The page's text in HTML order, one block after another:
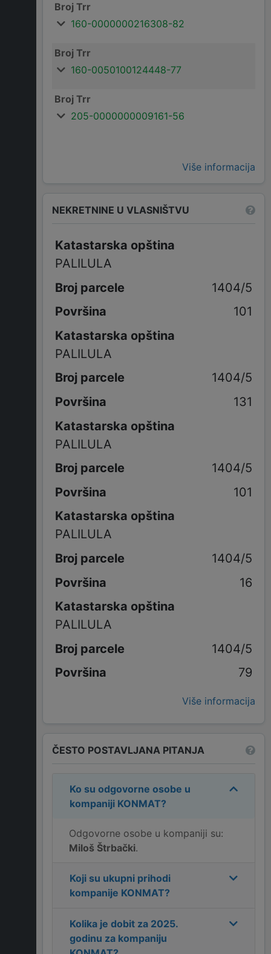
Broj Trr
160-0000000216308-82
Broj Trr
160-0050100124448-77
Broj Trr
205-0000000009161-56
Više informacija
NEKRETNINE U VLASNIŠTVU
Katastarska opština
PALILULA
1404/5
101
Katastarska opština
PALILULA
1404/5
131
Katastarska opština
PALILULA
1404/5
101
Katastarska opština
PALILULA
1404/5
16
Katastarska opština
PALILULA
1404/5
79
Više informacija
ČESTO POSTAVLJANA PITANJA
Ko su odgovorne osobe u
kompaniji KONMAT?
Odgovorne osobe u kompaniji su:
Miloš Štrbački.
Koji su ukupni prihodi
kompanije KONMAT?
Kolika je dobit za 2025.
godinu za kompaniju